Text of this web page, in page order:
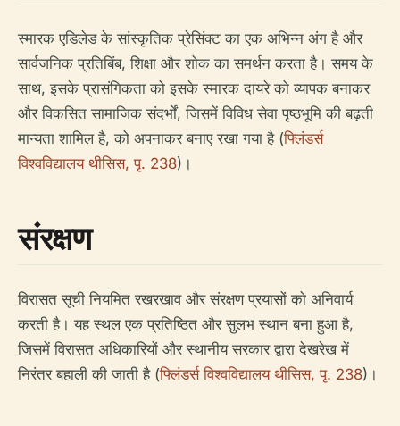
स्मारक एडिलेड के सांस्कृतिक प्रेसिंक्ट का एक अभिन्न अंग है और
सार्वजनिक प्रतिबिंब, शिक्षा और शोक का समर्थन करता है। समय के
साथ, इसके प्रासंगिकता को इसके स्मारक दायरे को व्यापक बनाकर
और विकसित सामाजिक संदर्भों, जिसमें विविध सेवा पृष्ठभूमि की बढ़ती
मान्यता शामिल है, को अपनाकर बनाए रखा गया है (फ्लिंडर्स
विश्वविद्यालय थीसिस, पृ. 238)।
संरक्षण
विरासत सूची नियमित रखरखाव और संरक्षण प्रयासों को अनिवार्य
करती है। यह स्थल एक प्रतिष्ठित और सुलभ स्थान बना हुआ है,
जिसमें विरासत अधिकारियों और स्थानीय सरकार द्वारा देखरेख में
निरंतर बहाली की जाती है (फ्लिंडर्स विश्वविद्यालय थीसिस, पृ. 238)।